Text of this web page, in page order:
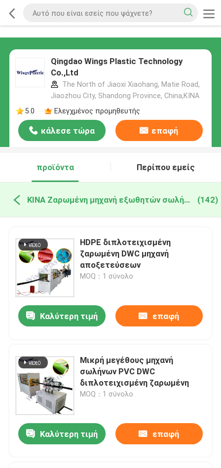
Qingdao Wings Plastic Technology
Co.,Ltd
The North of Jiaoxi Xiaohang, Matie Road,
Jiaozhou City, Shandong Province, China,ΚΙΝΑ
5.0
Ελεγχμένος προμηθευτής
κάλεσε τώρα επαφή
προϊόντα Περίπου εμείς
ΚΙΝΑ Ζαρωμένη μηχανή εξωθητών σωλήνων (142)
HDPE διπλοτειχισμένη
ζαρωμένη DWC μηχανή
αποξετεύσεων
MOQ：1 σύνολο
Καλύτερη τιμή επαφή
Μικρή μεγέθους μηχανή
σωλήνων PVC DWC
διπλοτειχισμένη ζαρωμένη
MOQ：1 σύνολο
Καλύτερη τιμή επαφή